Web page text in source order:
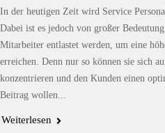
In der heutigen Zeit wird Service
Dabei ist es jedoch von großer
Mitarbeiter entlastet werden, um eine
erreichen. Denn nur so können sie sich
konzentrieren und den Kunden einen
Beitrag wollen...
Weiterlesen